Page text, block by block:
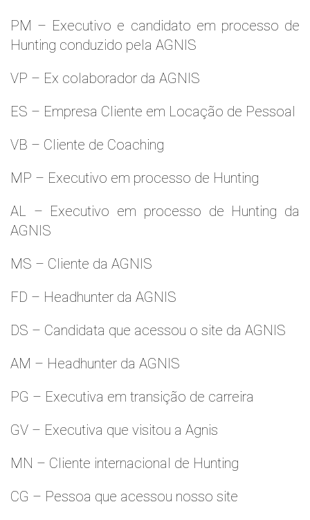
PM – Executivo e candidato em processo de
Hunting conduzido pela AGNIS
VP – Ex colaborador da AGNIS
ES – Empresa Cliente em Locação de Pessoal
VB – Cliente de Coaching
MP – Executivo em processo de Hunting
AL – Executivo em processo de Hunting da
AGNIS
MS – Cliente da AGNIS
FD – Headhunter da AGNIS
DS – Candidata que acessou o site da AGNIS
AM – Headhunter da AGNIS
PG – Executiva em transição de carreira
GV – Executiva que visitou a Agnis
MN – Cliente internacional de Hunting
CG – Pessoa que acessou nosso site